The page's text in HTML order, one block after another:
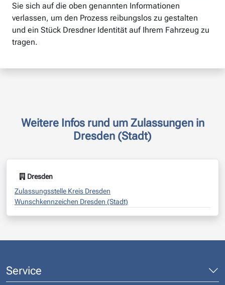
Sie sich auf die oben genannten Informationen
verlassen, um den Prozess reibungslos zu gestalten
und ein Stück Dresdner Identität auf Ihrem Fahrzeug zu
tragen.
Weitere Infos rund um Zulassungen in
Dresden (Stadt)
Dresden
Zulassungsstelle Kreis Dresden
Wunschkennzeichen Dresden (Stadt)
Service